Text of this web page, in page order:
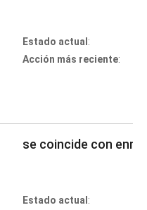
Estado actual :
Acción más reciente:
se coincide con
Estado actual :